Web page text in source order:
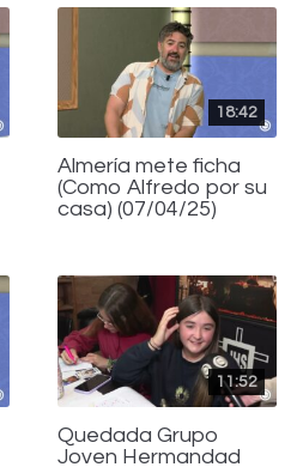
18:42
Almería mete ficha
(Como Alfredo por su
casa) (07/04/25)
11:52
Quedada Grupo
Joven Hermandad